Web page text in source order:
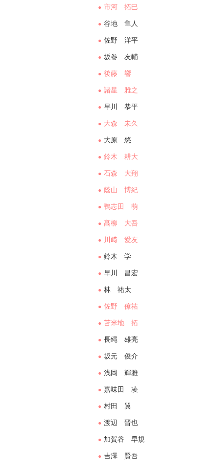
市河 拓巳
谷地 隼人
佐野 洋平
坂巻 友輔
後藤 響
諸星 雅之
早川 恭平
大森 未久
大原 悠
鈴木 耕大
石森 大翔
蔭山 博紀
鴨志田 萌
髙柳 大吾
川﨑 愛友
鈴木 学
早川 昌宏
林 祐太
佐野 僚祐
苫米地 拓
長縄 雄亮
坂元 俊介
浅岡 輝雅
嘉味田 凌
村田 翼
渡辺 晋也
加賀谷 早規
吉澤 賢吾